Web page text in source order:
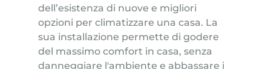
dell’esistenza di nuove e migliori
opzioni per climatizzare una casa. La
sua installazione permette di godere
del massimo comfort in casa, senza
danneggiare l'ambiente e abbassare i